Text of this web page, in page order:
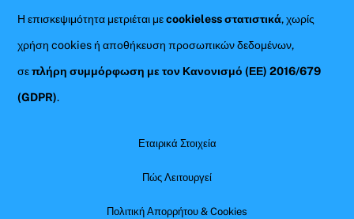
Η επισκεψιμότητα μετριέται μεcookieless στατιστικά, χωρίς
χρήση cookies ή αποθήκευση προσωπικών δεδομένων,
σεπλήρη συμμόρφωση με τον Κανονισμό (ΕΕ) 2016/679
(GDPR).
Εταιρικά Στοιχεία
Πώς Λειτουργεί
Πολιτική Απορρήτου & Cookies